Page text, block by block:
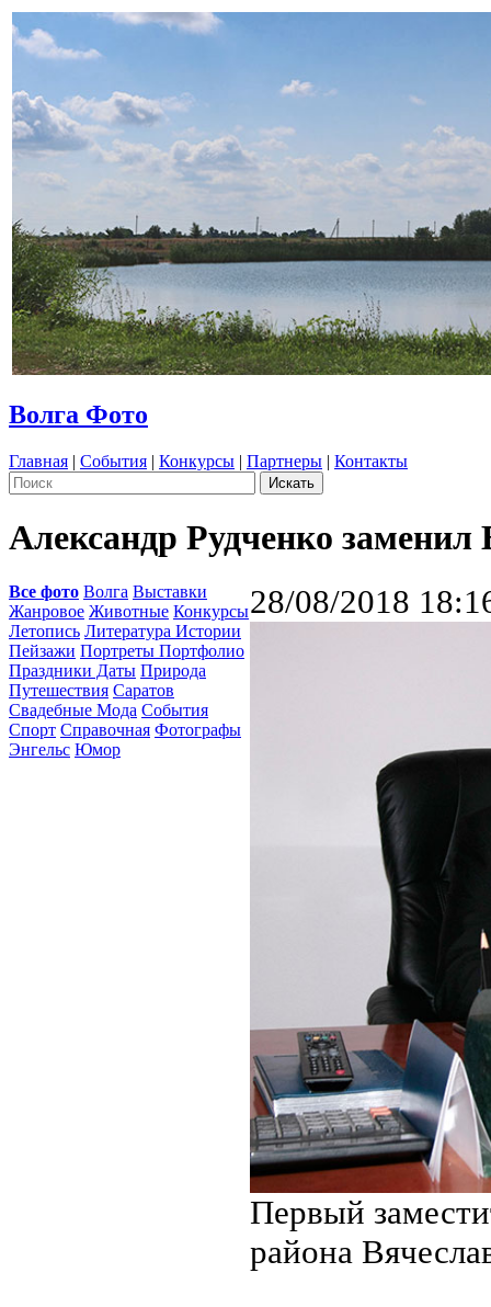
Волга Фото
Главная | События | Конкурсы | Партнеры | Контакты
Александр Рудченко заменил
Все фото Волга Выставки
Жанровое Животные Конкурсы
Летопись Литература Истории
Пейзажи Портреты Портфолио
Праздники Даты Природа
Путешествия Саратов
Свадебные Мода События
Спорт Справочная Фотографы
Энгельс Юмор
28/08/2018
Первый
района